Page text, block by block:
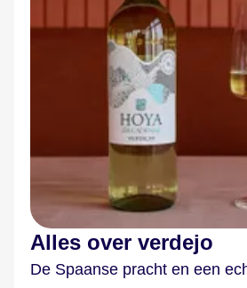
Alles over verdejo
De Spaanse pracht en een